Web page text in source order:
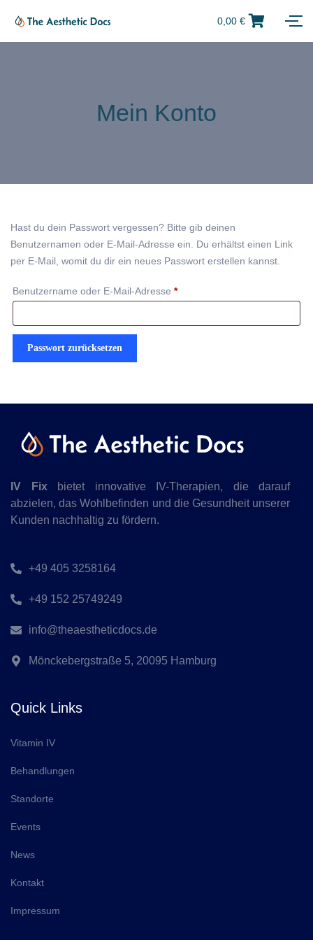
0,00 €
Mein Konto
Hast du dein Passwort vergessen? Bitte gib deinen
Benutzernamen oder E-Mail-Adresse ein. Du erhältst einen Link
per E-Mail, womit du dir ein neues Passwort erstellen kannst.
Benutzername oder E-Mail-Adresse *
Passwort zurücksetzen
IV Fixbietet innovative IV-Therapien, die darauf
abzielen, das Wohlbefinden und die Gesundheit unserer
Kunden nachhaltig zu fördern.
+49 405 3258164
+49 152 25749249
info@theaestheticdocs.de
Mönckebergstraße 5, 20095 Hamburg
Quick Links
Vitamin IV
Behandlungen
Standorte
Events
News
Kontakt
Impressum